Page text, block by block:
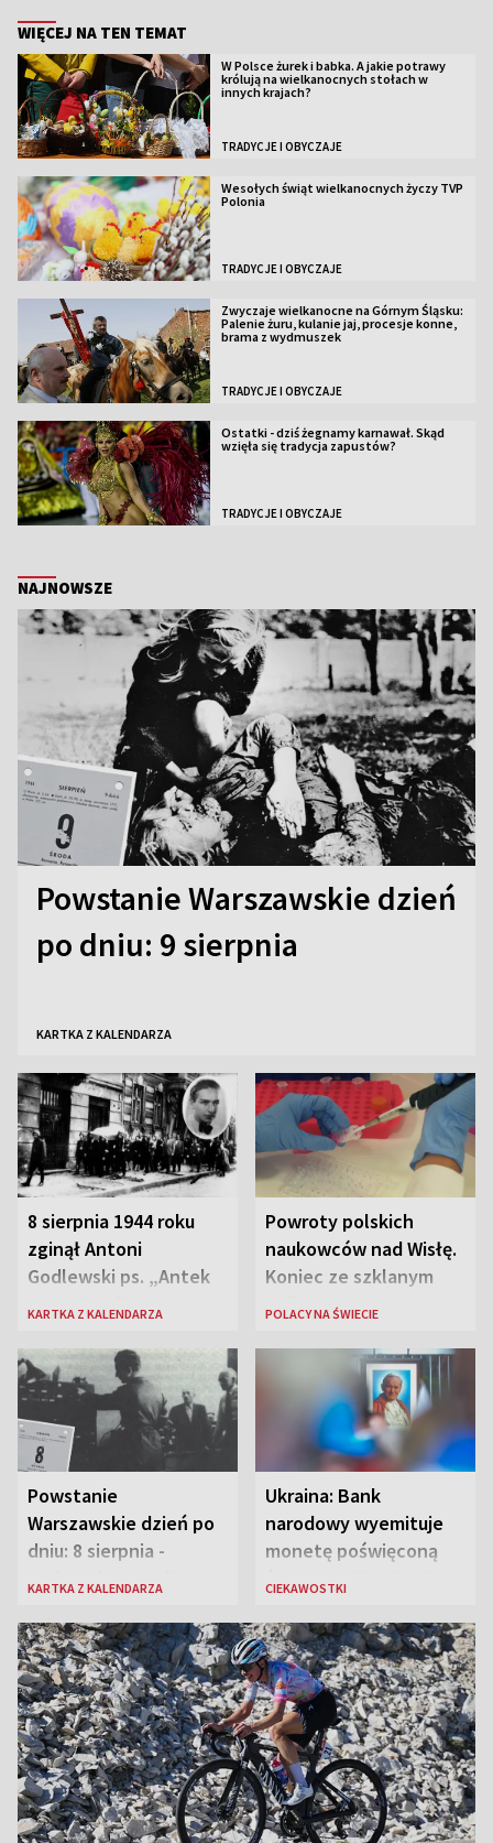
WIĘCEJ NA TEN TEMAT
W Polsce żurek i babka. A jakie potrawy
królują na wielkanocnych stołach w
innych krajach?
TRADYCJE I OBYCZAJE
Wesołych świąt wielkanocnych życzy TVP
Polonia
TRADYCJE I OBYCZAJE
Zwyczaje wielkanocne na Górnym Śląsku:
Palenie żuru, kulanie jaj, procesje konne,
brama z wydmuszek
TRADYCJE I OBYCZAJE
Ostatki - dziś żegnamy karnawał. Skąd
wzięła się tradycja zapustów?
TRADYCJE I OBYCZAJE
NAJNOWSZE
Powstanie Warszawskie dzień
po dniu: 9 sierpnia
KARTKA Z KALENDARZA
8 sierpnia 1944 roku
zginął Antoni
Godlewski ps. „Antek
Rozpylacz”
KARTKA Z KALENDARZA
Powroty polskich
naukowców nad Wisłę.
Koniec ze szklanym
sufitem
POLACY NA ŚWIECIE
Powstanie
Warszawskie dzień po
dniu: 8 sierpnia -
rozbrzmiewa radio
„Antka Rozpylacza”
KARTKA Z KALENDARZA
Ukraina: Bank
narodowy wyemituje
monetę poświęconą
św. Janowi Pawłowi II
CIEKAWOSTKI